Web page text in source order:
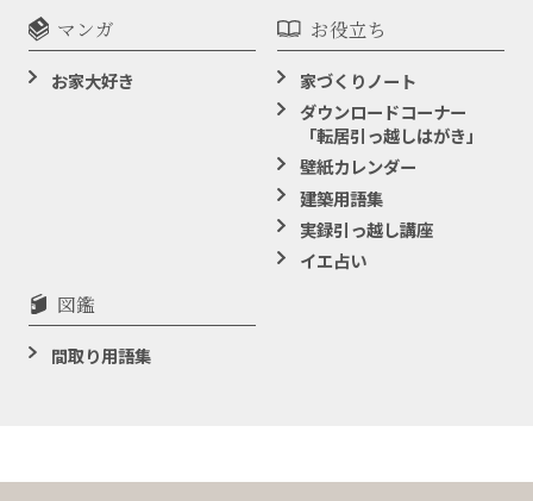
マンガ
お家大好き
お役立ち
家づくりノート
ダウンロードコーナー
「転居引っ越しはがき」
壁紙カレンダー
建築用語集
実録引っ越し講座
イエ占い
図鑑
間取り用語集